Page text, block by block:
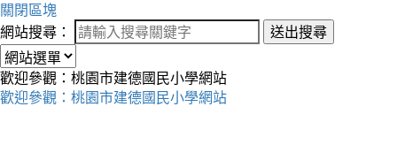
關閉區塊
網站搜尋：
送出搜尋
歡迎參觀：桃園市建德國民小學網站
歡迎參觀：桃園市建德國民小學網站